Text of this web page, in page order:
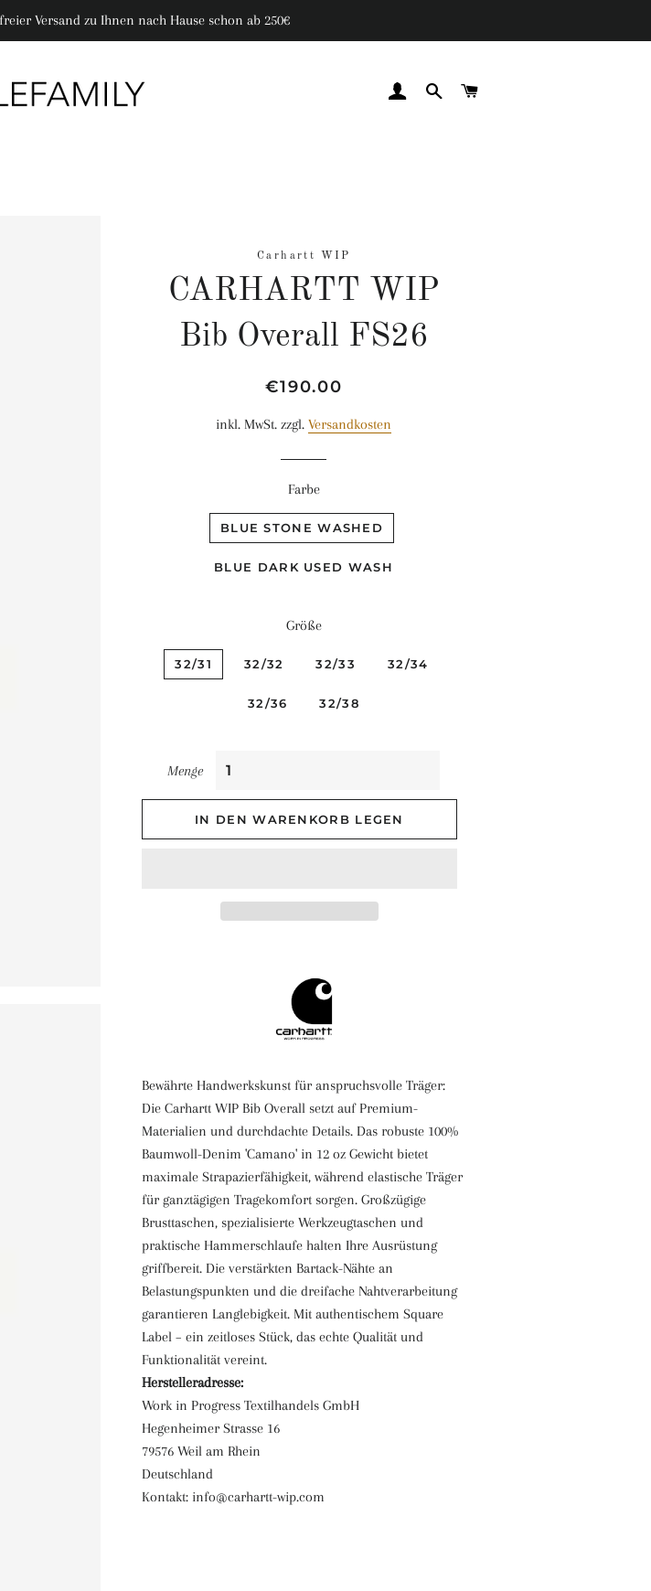
Versand zu Ihnen nach Hause schon ab 250€
EINLOGGEN
SUCHE
Carhartt WIP
CARHARTT WIP
Bib Overall FS26
Normaler
Sonderpreis
€190.00
inkl. MwSt. zzgl.Versandkosten
Farbe
BLUE STONE WASHED
BLUE DARK USED WASH
Größe
32/31 32/32 32/33 32/34
32/36 32/38
Menge
IN DEN WARENKORB LEGEN
Bewährte Handwerkskunst für anspruchsvolle Träger:
Die Carhartt WIP Bib Overall setzt auf Premium-
Materialien und durchdachte Details. Das robuste 100%
Baumwoll-Denim 'Camano' in 12 oz Gewicht bietet
maximale Strapazierfähigkeit, während elastische Träger
für ganztägigen Tragekomfort sorgen. Großzügige
Brusttaschen, spezialisierte Werkzeugtaschen und
praktische Hammerschlaufe halten Ihre Ausrüstung
griffbereit. Die verstärkten Bartack-Nähte an
Belastungspunkten und die dreifache Nahtverarbeitung
garantieren Langlebigkeit. Mit authentischem Square
Label – ein zeitloses Stück, das echte Qualität und
Funktionalität vereint.
Herstelleradresse:
Work in Progress Textilhandels GmbH
Hegenheimer Strasse 16
79576 Weil am Rhein
Deutschland
Kontakt: info@carhartt-wip.com